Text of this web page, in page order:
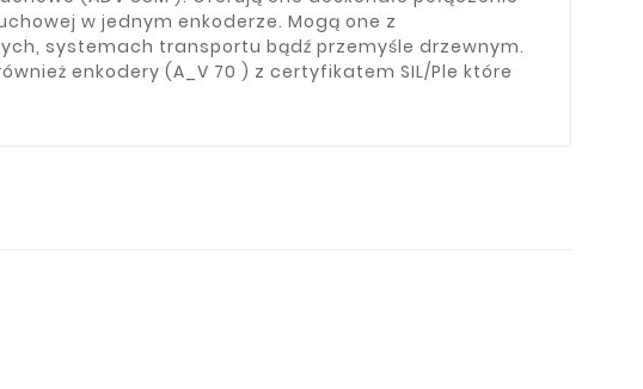
w jednym enkoderze. Mogą one z
systemach transportu bądź przemyśle drzewnym.
enkodery (A_V 70 ) z certyfikatem SIL/Ple które